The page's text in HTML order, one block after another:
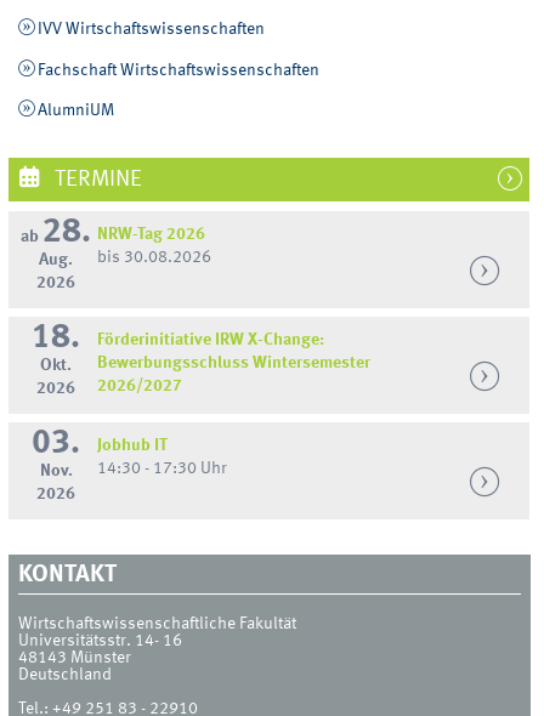
IVV Wirtschaftswissenschaften
Fachschaft Wirtschaftswissenschaften
AlumniUM
TERMINE
ab 28.
Aug.
2026
NRW-Tag 2026
bis 30.08.2026
18.
Okt.
2026
Förderinitiative IRW X-Change:
Bewerbungsschluss Wintersemester
2026/2027
03.
Nov.
2026
Jobhub IT
14:30 - 17:30 Uhr
KONTAKT
Wirtschaftswissenschaftliche Fakultät
Universitätsstr. 14- 16
48143 Münster
Deutschland
Tel.:+49 251 83 - 22910